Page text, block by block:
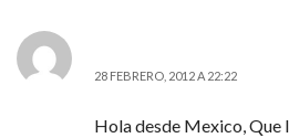
28 FEBRERO, 2012 A 22:22
Hola desde Mexico, Que